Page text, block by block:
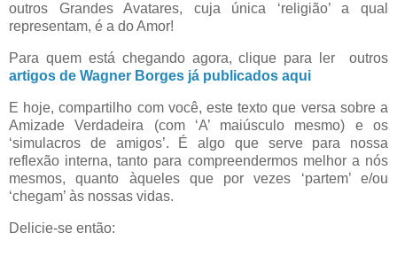
outros Grandes Avatares, cuja única ‘religião’ a qual
representam, é a do Amor!
Para quem está chegando agora, clique para ler outros
artigos de Wagner Borges já publicados aqui
E hoje, compartilho com você, este texto que versa sobre a
Amizade Verdadeira (com ‘A’ maiúsculo mesmo) e os
‘simulacros de amigos’. É algo que serve para nossa
reflexão interna, tanto para compreendermos melhor a nós
mesmos, quanto àqueles que por vezes ‘partem’ e/ou
‘chegam’ às nossas vidas.
Delicie-se então: